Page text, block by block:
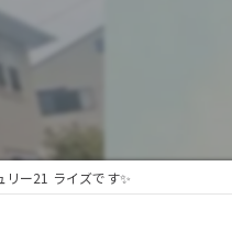
リー21 ライズです✨